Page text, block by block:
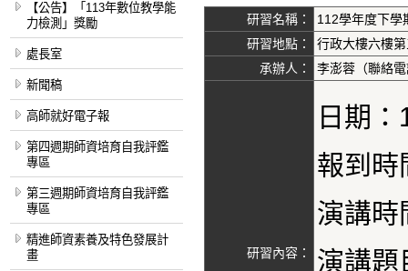
【公告】「113年數位教學能
力檢測」獎勵
處長室
新聞稿
高師就好電子報
第四週期師資培育自我評鑑
專區
第三週期師資培育自我評鑑
專區
精進師資素養及特色發展計
畫
研習名稱：
112學年度下學
研習地點：
行政大樓六樓
承辦人：
李澎蓉（聯絡
研習內容：
日期
報到時
演講時
演講題